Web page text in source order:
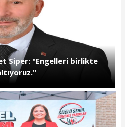
Siper: "Engelleri birlikte